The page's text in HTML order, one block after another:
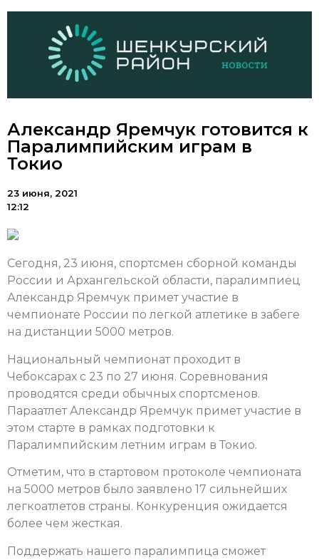
Александр Яремчук готовится к
Паралимпийским играм в
Токио
23 июня, 2021
12:12
Сегодня, 23 июня, спортсмен сборной команды
России и Архангельской области, паралимпиец
Александр Яремчук примет участие в
чемпионате России по легкой атлетике в забеге
на дистанции 5000 метров.
Национальный чемпионат проходит в
Чебоксарах с 23 по 27 июня. Соревнования
проводятся среди обычных спортсменов.
Параатлет Александр Яремчук примет участие в
этом старте в рамках подготовки к
Паралимпийским летним играм в Токио.
Отметим, что в стартовом протоколе чемпионата
на 5000 метров было заявлено 17 сильнейших
легкоатлетов страны. Конкуренция ожидается
более чем жесткая.
Поддержать нашего паралимпица сможет